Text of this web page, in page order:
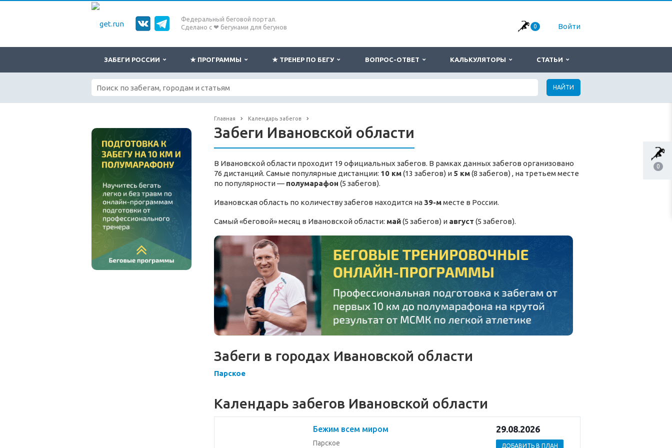
0
Федеральный беговой портал.
Сделано с ❤ бегунами для бегунов
0 Войти
ЗАБЕГИ РОССИИ ★ ПРОГРАММЫ ★ ТРЕНЕР ПО БЕГУ ВОПРОС-ОТВЕТ КАЛЬКУЛЯТОРЫ СТАТЬИ
НАЙТИ
Главная Календарь забегов
Забеги Ивановской области
В Ивановской области проходит 19 официальных забегов. В рамках данных забегов организовано
76 дистанций. Самые популярные дистанции: 10 км(13 забегов) и 5 км(8 забегов) , на третьем месте
по популярности — полумарафон (5 забегов).
Ивановская область по количеству забегов находится на39-мместе в России.
Самый «беговой» месяц в Ивановской области: май(5 забегов) и август (5 забегов).
Забеги в городах Ивановской области
Парское
Календарь забегов Ивановской области
Бежим всем миром
Парское
29.08.2026
ДОБАВИТЬ В ПЛАН